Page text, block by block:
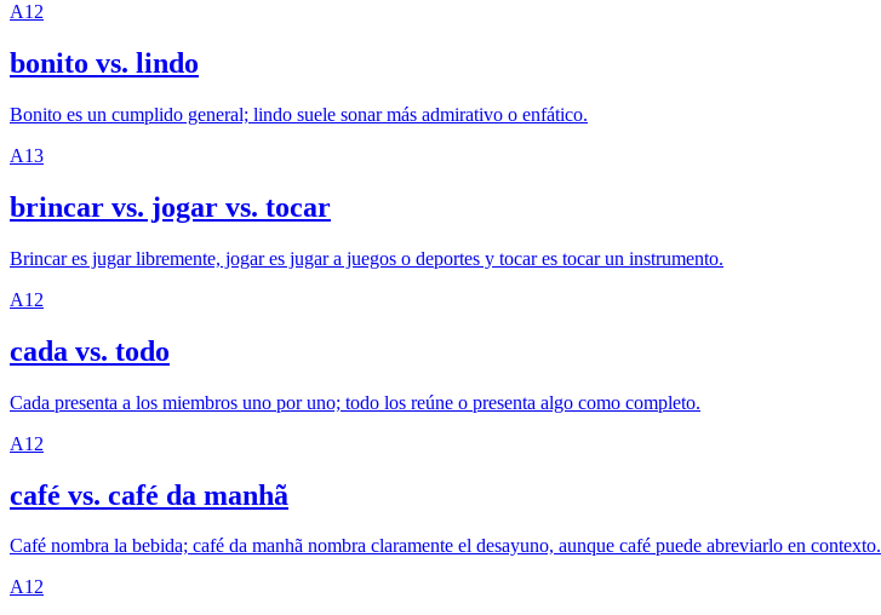
A1 2
bonito vs. lindo
Bonito es un cumplido general; lindo suele sonar más admirativo o enfático.
A13
brincar vs. jogar vs. tocar
Brincar es jugar libremente, jogar es jugar a juegos o deportes y tocar es tocar un instrumento.
A1 2
cada vs. todo
Cada presenta a los miembros uno por uno; todo los reúne o presenta algo como completo.
A1 2
café vs. café da manhã
Café nombra la bebida; café da manhã nombra claramente el desayuno, aunque café puede abreviarlo en contexto.
A12